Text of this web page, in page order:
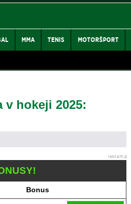
MMA TENIS MOTORŠPORT
hokeji 2025:
Bonus